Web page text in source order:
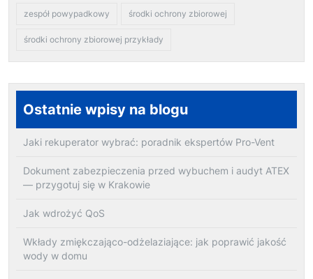
zespół powypadkowy środki ochrony zbiorowej
środki ochrony zbiorowej przykłady
Ostatnie wpisy na blogu
Jaki rekuperator wybrać: poradnik ekspertów Pro-Vent
Dokument zabezpieczenia przed wybuchem i audyt ATEX
— przygotuj się w Krakowie
Jak wdrożyć QoS
Wkłady zmiękczająco-odżelaziające: jak poprawić jakość
wody w domu